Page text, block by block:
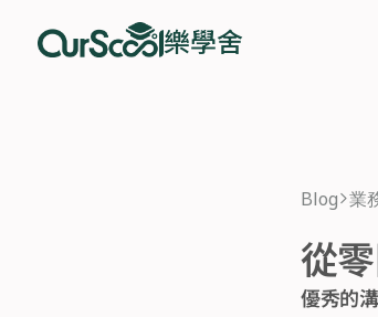
樂學舍
Blog>業
從
優秀的